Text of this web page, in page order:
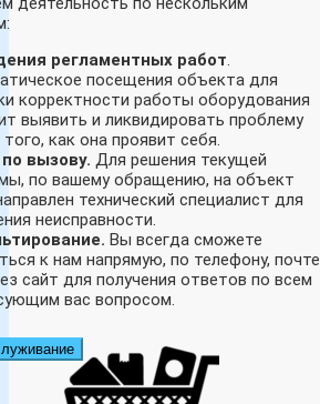
регламентных работ.
посещения объекта для
корректности работы оборудования
выявить и ликвидировать проблему
как она проявит себя.
вызову. Для решения текущей
по вашему обращению, на объект
технический специалист для
неисправности.
Вы всегда сможете
к нам напрямую, по телефону, почте
сайт для получения ответов по всем
вас вопросом.